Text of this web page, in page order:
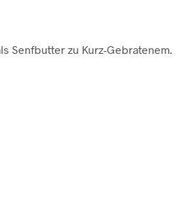
Senfbutter zu Kurz-Gebratenem.